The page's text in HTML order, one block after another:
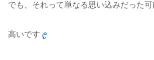
でも、それって単なる思い込みだった
高いです